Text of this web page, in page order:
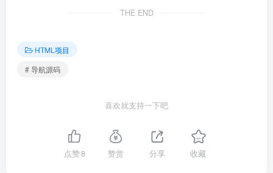
THE END
HTML项目
# 导航源码
喜欢就支持一下吧
点赞8 赞赏 分享 收藏